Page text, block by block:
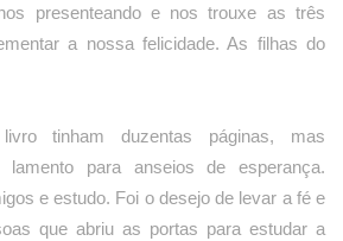
presenteando e nos trouxe as três
a nossa felicidade. As filhas do
tinham duzentas páginas, mas
para anseios de esperança.
e estudo. Foi o desejo de levar a fé e
que abriu as portas para estudar a